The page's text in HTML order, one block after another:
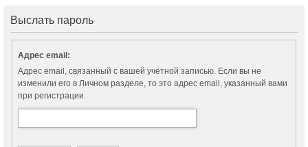
Выслать пароль
Адрес email:
Адрес email, связанный с вашей учётной записью. Если вы не
изменили его в Личном разделе, то это адрес email, указанный вами
при регистрации.